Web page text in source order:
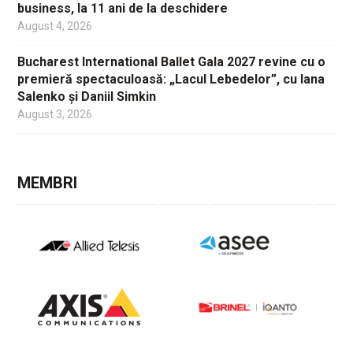
business, la 11 ani de la deschidere
August 4, 2026
Bucharest International Ballet Gala 2027 revine cu o
premieră spectaculoasă: „Lacul Lebedelor”, cu Iana
Salenko și Daniil Simkin
August 3, 2026
MEMBRI